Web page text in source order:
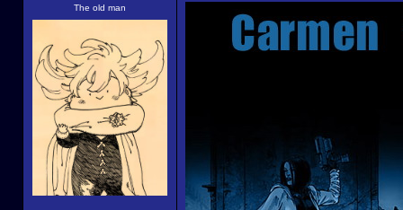
The old man